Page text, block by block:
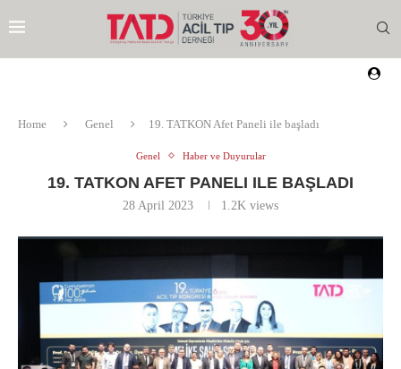
Home Genel 19. TATKON Afet Paneli ile başladı
Genel Haber ve Duyurular
19. TATKON AFET PANELI ILE BAŞLADI
28 April 2023 1.2K views